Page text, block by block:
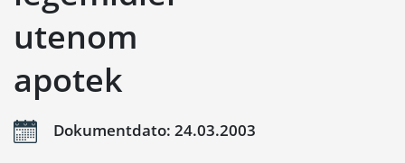
utenom
apotek
Dokumentdato: 24.03.2003